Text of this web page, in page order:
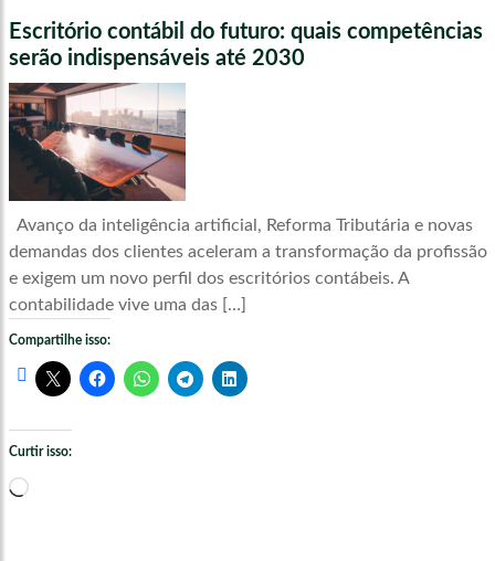
Escritório contábil do futuro: quais competências
serão indispensáveis até 2030
Avanço da inteligência artificial, Reforma Tributária e novas
demandas dos clientes aceleram a transformação da profissão
e exigem um novo perfil dos escritórios contábeis. A
contabilidade vive uma das […]
Compartilhe isso:
Curtir isso:
Carregando...